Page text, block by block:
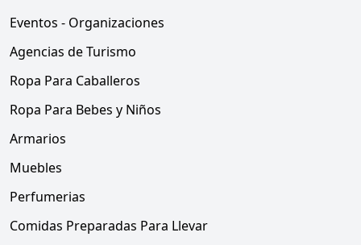
Eventos - Organizaciones
Agencias de Turismo
Ropa Para Caballeros
Ropa Para Bebes y Niños
Armarios
Muebles
Perfumerias
Comidas Preparadas Para Llevar